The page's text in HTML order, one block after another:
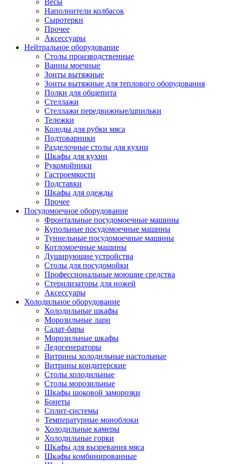
Весы
Наполнители колбасок
Сыротерки
Прочее
Аксессуары
Нейтральное оборудование
Столы производственные
Ванны моечные
Зонты вытяжные
Зонты вытяжные для теплового оборудования
Полки для общепита
Стеллажи
Стеллажи передвижные/шпильки
Тележки
Колоды для рубки мяса
Подтоварники
Разделочные столы для кухни
Шкафы для кухни
Рукомойники
Гастроемкости
Подставки
Шкафы для одежды
Прочее
Посудомоечное оборудование
Фронтальные посудомоечные машины
Купольные посудомоечные машины
Туннельные посудомоечные машины
Котломоечные машины
Душирующие устройства
Столы для посудомойки
Профессиональные моющие средства
Стерилизаторы для ножей
Аксессуары
Холодильное оборудование
Холодильные шкафы
Морозильные лари
Салат-бары
Морозильные шкафы
Ледогенераторы
Витрины холодильные настольные
Витрины кондитерские
Столы холодильные
Столы морозильные
Шкафы шоковой заморозки
Бонеты
Сплит-системы
Температурные моноблоки
Холодильные камеры
Холодильные горки
Шкафы для вызревания мяса
Шкафы комбинированные